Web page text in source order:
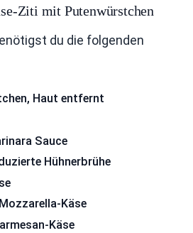
Ziti mit Putenwürstchen
du die folgenden
Haut entfernt
Sauce
Hühnerbrühe
Käse
Käse